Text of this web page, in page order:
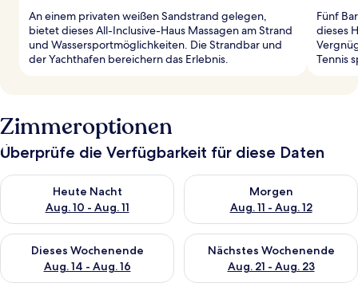
An einem privaten weißen Sandstrand gelegen,
bietet dieses All-Inclusive-Haus Massagen am Strand
und Wassersportmöglichkeiten. Die Strandbar und
der Yachthafen bereichern das Erlebnis.
Fünf
dieses
Tennis
Zimmeroptionen
Überprüfe die Verfügbarkeit für diese Daten
Heute Nacht
Aug. 10 - Aug. 11
Überprüfe die Verfügbarkeit für heute Nacht, Aug. 10 - Aug.
Morgen
Aug. 11 - Aug. 12
Überprüfe die Verfügbarkeit
Dieses Wochenende
Aug. 14 - Aug. 16
Überprüfe die Verfügbarkeit für dieses Wochenende, Aug. 14
Nächstes Wochenende
Aug. 21 - Aug. 23
Überprüfe die Verfügbarkeit